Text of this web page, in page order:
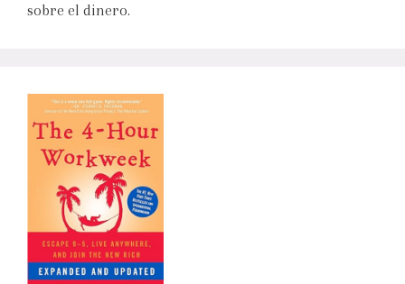
sobre el dinero.